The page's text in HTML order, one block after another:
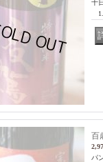
十
百
パ